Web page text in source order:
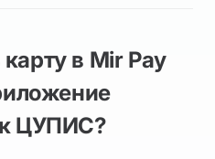
в Mir Pay
ЦУПИС?